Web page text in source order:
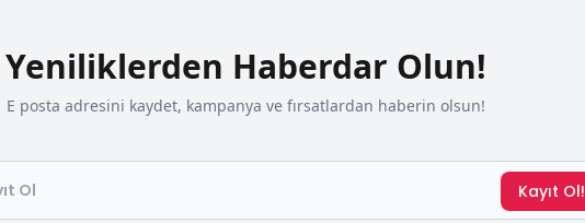
Yeniliklerden Haberdar Olun!
E posta adresini kaydet, kampanya ve fırsatlardan haberin olsun!
Kayıt Ol!